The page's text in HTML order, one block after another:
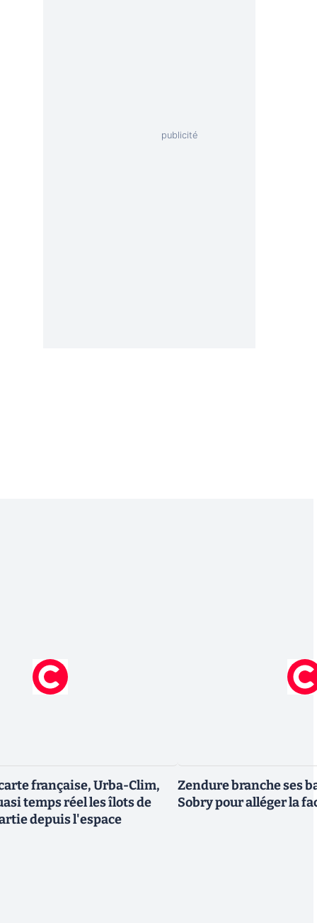
française, Urba-Clim,
temps réel les îlots de
depuis l'espace
Zendure branche ses
Sobry pour alléger la